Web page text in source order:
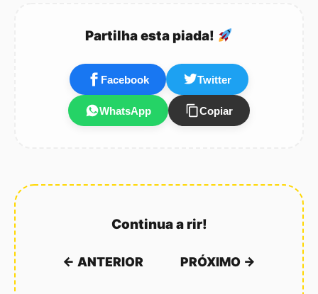
burro à frente!!! - As
tanto que às vezes, fico
parada a olhar para ele. O
relacionamento…
Partilha esta piada!
Facebook Twitter
WhatsApp Copiar
Continua a rir!
← ANTERIOR PRÓXIMO →